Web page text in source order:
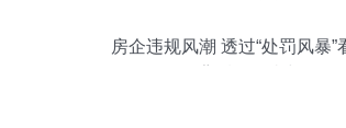
房企违规风潮 透过“处罚风暴”